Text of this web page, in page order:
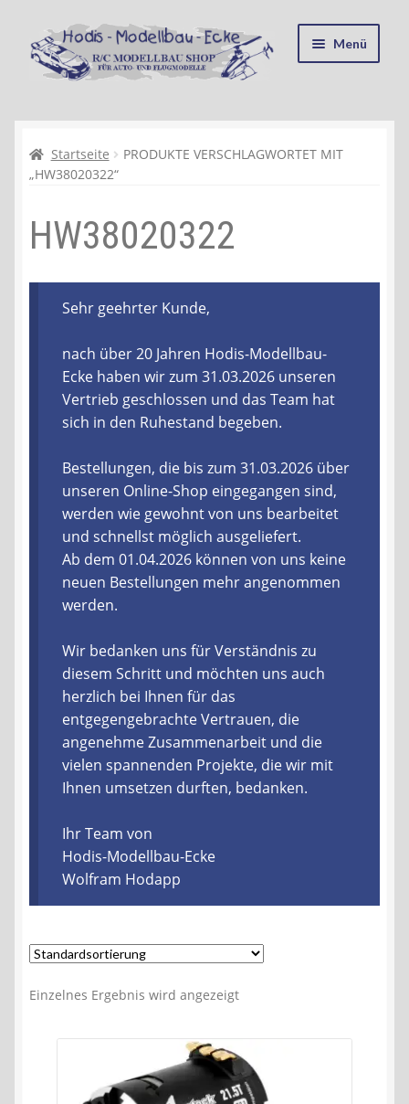
Zur
Navigation
springen
Zum
Inhalt
springen
Menü
Kasse
Recycling, Entsorgung und Umwelt
Shop
Warenkorb
Ablauf einer Bestellung
Zahlungsarten
Lieferzeit & Verfügbarkeit
Gutschein
Batterien- und Akku Verordnung
Elektro- und Elektronikgeräte Verordnung
Öle- und Schmierstoff Verordnung
Vereine & Foren
Kontakt
Startseite
PRODUKTE VERSCHLAGWORTET MIT
„HW38020322“
HW38020322
Sehr geehrter Kunde,
nach über 20 Jahren Hodis-Modellbau-
Ecke haben wir zum 31.03.2026 unseren
Vertrieb geschlossen und das Team hat
sich in den Ruhestand begeben.
Bestellungen, die bis zum 31.03.2026 über
unseren Online-Shop eingegangen sind,
werden wie gewohnt von uns bearbeitet
und schnellst möglich ausgeliefert.
Ab dem 01.04.2026 können von uns keine
neuen Bestellungen mehr angenommen
werden.
Wir bedanken uns für Verständnis zu
diesem Schritt und möchten uns auch
herzlich bei Ihnen für das
entgegengebrachte Vertrauen, die
angenehme Zusammenarbeit und die
vielen spannenden Projekte, die wir mit
Ihnen umsetzen durften, bedanken.
Ihr Team von
Hodis-Modellbau-Ecke
Wolfram Hodapp
Einzelnes Ergebnis wird angezeigt